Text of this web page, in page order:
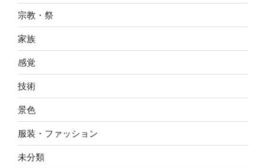
宗教・祭
家族
感覚
技術
景色
服装・ファッション
未分類